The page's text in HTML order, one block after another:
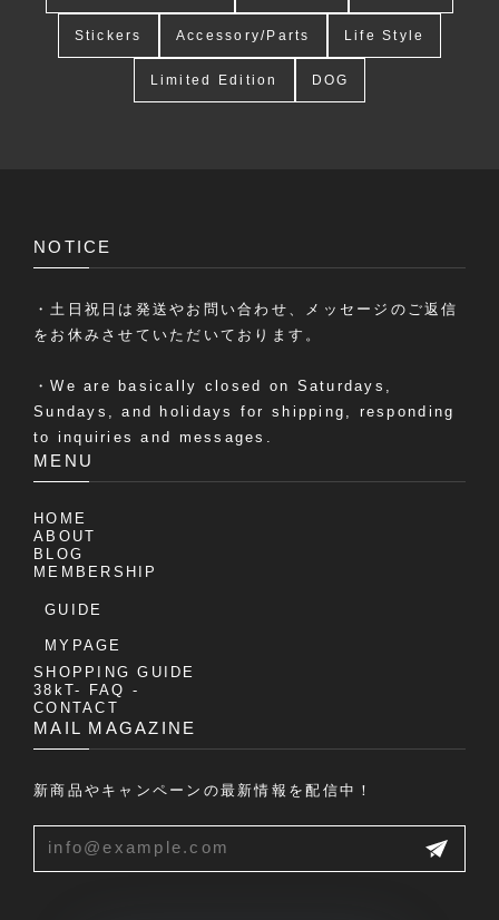
Stickers Accessory/Parts Life Style
Limited Edition DOG
NOTICE
・土日祝日は発送やお問い合わせ、メッセージのご返信
をお休みさせていただいております。
・We are basically closed on Saturdays,
Sundays, and holidays for shipping, responding
to inquiries and messages.
MENU
HOME
ABOUT
BLOG
MEMBERSHIP
GUIDE
MYPAGE
SHOPPING GUIDE
38kT- FAQ -
CONTACT
MAIL MAGAZINE
新商品やキャンペーンの最新情報を配信中！